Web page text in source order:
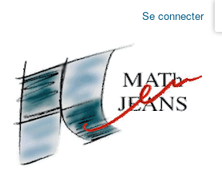
Aller
non
identifié
Se connecter